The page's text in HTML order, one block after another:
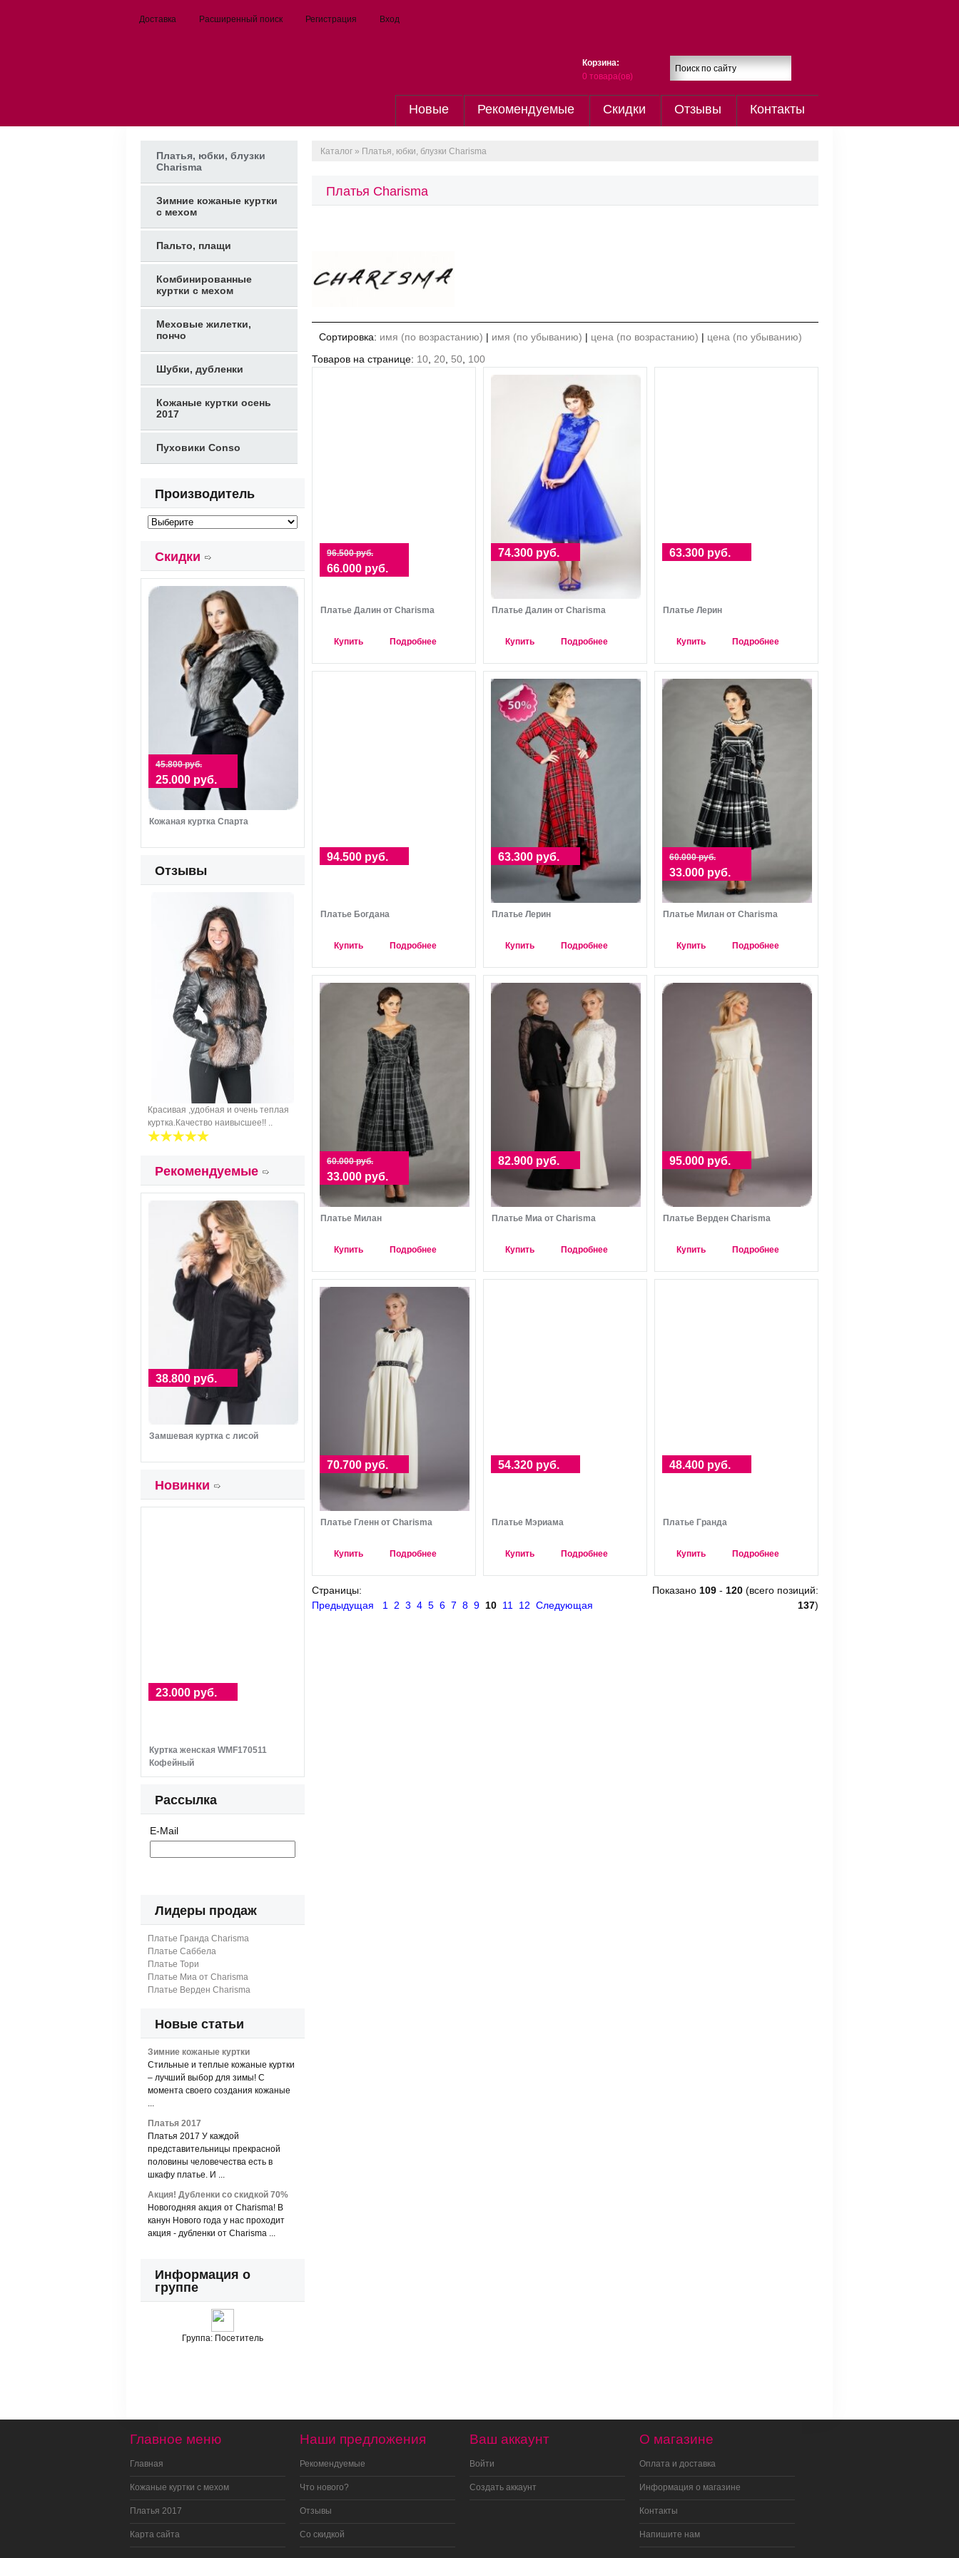
Доставка Расширенный поиск Регистрация Вход
Новые Рекомендуемые Скидки Отзывы Контакты
Корзина:
0 товара(ов)
Каталог » Платья, юбки, блузки Charisma
Платья Charisma
Сортировка: имя (по возрастанию) | имя (по убыванию) | цена (по возрастанию) | цена (по убыванию)
Товаров на странице: 10 20 50 100
96.500 руб.
66.000 руб.
Платье Далин от Charisma
Купить Подробнее
74.300 руб.
Платье Далин от Charisma
Купить Подробнее
63.300 руб.
Платье Лерин
Купить Подробнее
94.500 руб.
Платье Богдана
Купить Подробнее
63.300 руб.
Платье Лерин
Купить Подробнее
60.000 руб.
33.000 руб.
Платье Милан от Charisma
Купить Подробнее
60.000 руб.
33.000 руб.
Платье Милан
Купить Подробнее
82.900 руб.
Платье Миа от Charisma
Купить Подробнее
95.000 руб.
Платье Верден Charisma
Купить Подробнее
70.700 руб.
Платье Гленн от Charisma
Купить Подробнее
54.320 руб.
Платье Мэриама
Купить Подробнее
48.400 руб.
Платье Гранда
Купить Подробнее
Страницы:
Предыдущая
1 2 3 4 5 6 7 8 9 10 11 12 Следующая
Показано 109 - 120 (всего позиций:
137)
Платья, юбки, блузки
Charisma
Зимние кожаные куртки
с мехом
Пальто, плащи
Комбинированные
куртки с мехом
Меховые жилетки,
пончо
Шубки, дубленки
Кожаные куртки осень
2017
Пуховики Conso
Производитель
Скидки
45.800 руб.
25.000 руб.
Кожаная куртка Спарта
Отзывы
Красивая ,удобная и очень теплая
куртка.Качество наивысшее!! ..
Рекомендуемые
38.800 руб.
Замшевая куртка с лисой
Новинки
23.000 руб.
Куртка женская WMF170511
Кофейный
Рассылка
E-Mail
Лидеры продаж
Платье Гранда Charisma
Платье Саббела
Платье Тори
Платье Миа от Charisma
Платье Верден Charisma
Новые статьи
Зимние кожаные куртки
Стильные и теплые кожаные куртки
– лучший выбор для зимы! С
момента своего создания кожаные
...
Платья 2017
Платья 2017 У каждой
представительницы прекрасной
половины человечества есть в
шкафу платье. И ...
Акция! Дубленки со скидкой 70%
Новогодняя акция от Charisma! В
канун Нового года у нас проходит
акция - дубленки от Charisma ...
Информация о
группе
Группа: Посетитель
Главное меню
Главная
Кожаные куртки с мехом
Платья 2017
Карта сайта
Наши предложения
Рекомендуемые
Что нового?
Отзывы
Со скидкой
Ваш аккаунт
Войти
Создать аккаунт
О магазине
Оплата и доставка
Информация о магазине
Контакты
Напишите нам